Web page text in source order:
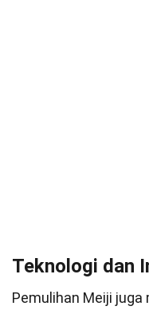
Teknologi dan
Pemulihan Meiji